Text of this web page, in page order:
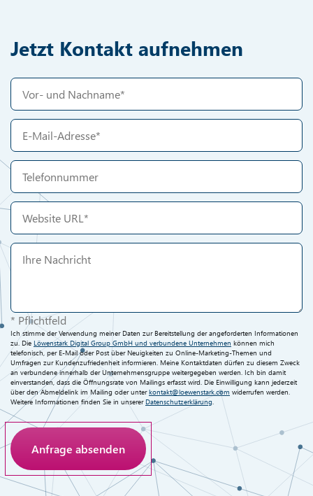
Jetzt Kontakt aufnehmen
* Pflichtfeld
Ich stimme der Verwendung meiner Daten zur Bereitstellung der angeforderten Informationen
zu. Die Löwenstark Digital Group GmbH und verbundene Unternehmen können mich
telefonisch, per E-Mail oder Post über Neuigkeiten zu Online-Marketing-Themen und
Umfragen zur Kundenzufriedenheit informieren. Meine Kontaktdaten dürfen zu diesem Zweck
an verbundene innerhalb der Unternehmensgruppe weitergegeben werden. Ich bin damit
einverstanden, dass die Öffnungsrate von Mailings erfasst wird. Die Einwilligung kann jederzeit
über den Abmeldelink im Mailing oder unterkontakt@loewenstark.com widerrufen werden.
Weitere Informationen finden Sie in unserer Datenschutzerklärung
Anti-Roboter-Verifizierung